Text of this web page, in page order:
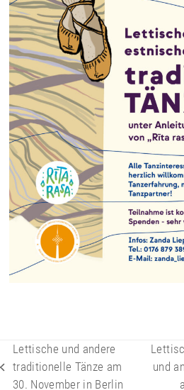
previous
Lettische und andere
traditionelle Tänze am
30. November in Berlin
next
und